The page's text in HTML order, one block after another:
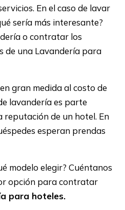
En el caso de lavar
sería más interesante?
o contratar los
de una Lavandería para
gran medida al costo de
lavandería es parte
de un hotel. En
esperan prendas
modelo elegir? Cuéntanos
opción para contratar
para hoteles.